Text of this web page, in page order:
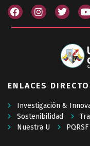
ENLACES
Investigación &
Sostenibilidad
Nuestra U
PQRSF